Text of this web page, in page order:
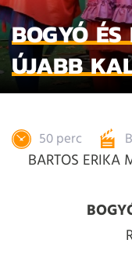
BOGYÓ
ÚJABB
50 perc
BARTOS ERIKA